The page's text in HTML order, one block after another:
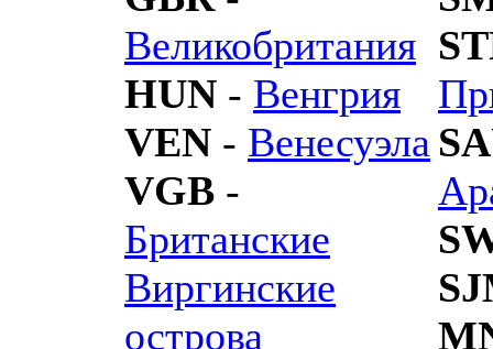
Великобритания
HUN - Венгрия
VEN - Венесуэла
VGB -
Британские
Виргинские
острова